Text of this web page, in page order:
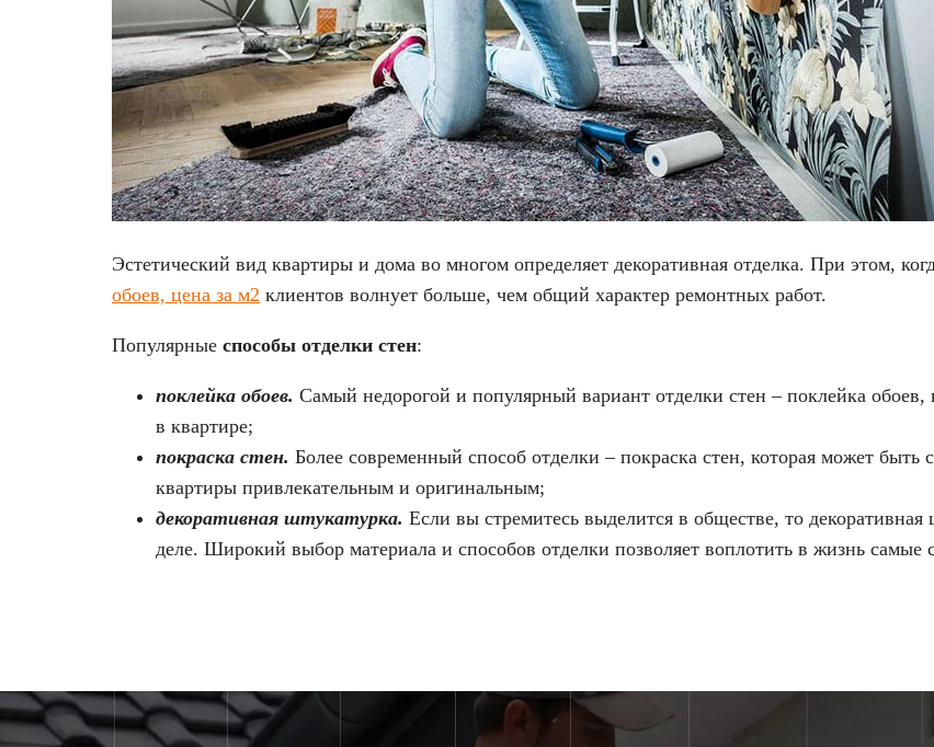
Эстетический вид квартиры и дома во многом определяет декоративная отделка. При этом,
обоев, цена за м2 клиентов волнует больше, чем общий характер ремонтных работ.
Популярные способы отделки стен:
поклейка обоев. Самый недорогой и популярный вариант отделки стен – поклейка обоев,
в квартире;
покраска стен. Более современный способ отделки – покраска стен, которая может быть
квартиры привлекательным и оригинальным;
декоративная штукатурка. Если вы стремитесь выделится в обществе, то
деле. Широкий выбор материала и способов отделки позволяет воплотить в жизнь самые